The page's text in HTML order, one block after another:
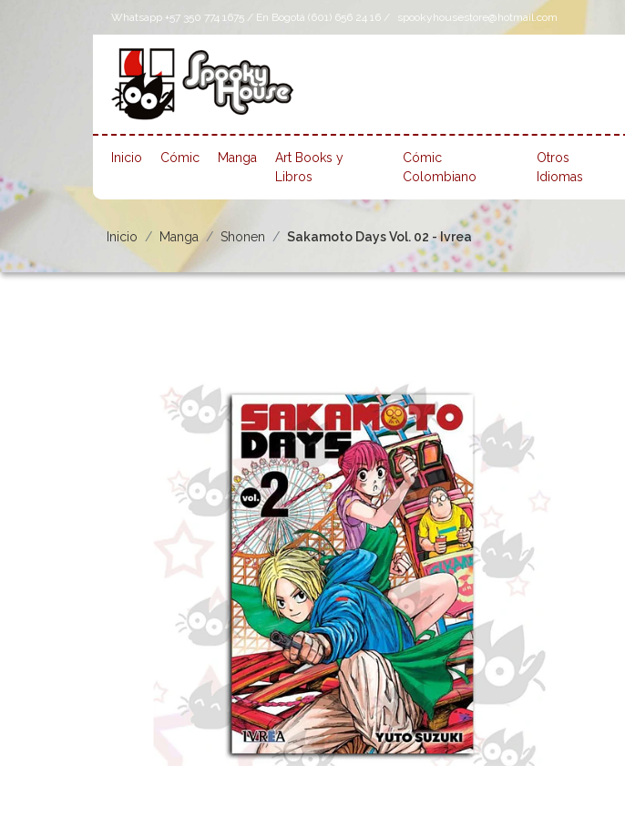
Whatsapp +57 350 774 1675 / En Bogotá (601) 656 24 16 / spookyhousestore@hotmail.com
Inicio Cómic Manga
Art Books y
Libros
Cómic
Colombiano
Otros
Idiomas
Inicio Manga Shonen Sakamoto Days Vol. 02 - Ivrea